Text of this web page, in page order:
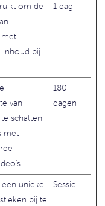
om de
inhoud bij
1 dag
van
schatten
met
180
dagen
een unieke
bij te
Sessie